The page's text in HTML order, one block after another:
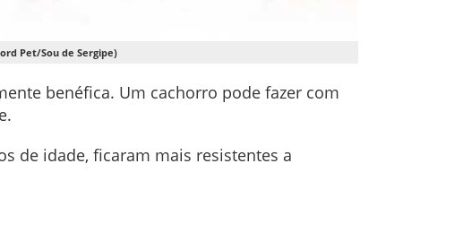
Pet/Sou de Sergipe)
benéfica. Um cachorro pode fazer com
de idade, ficaram mais resistentes a